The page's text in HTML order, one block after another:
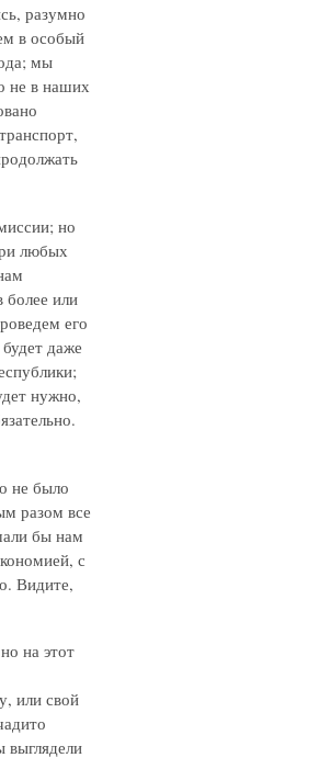
разумно
в особый
мы
не в наших
но
любых
более или
его
даже
нужно,
не было
разом все
бы нам
с
Видите,
на этот
или свой
выглядели